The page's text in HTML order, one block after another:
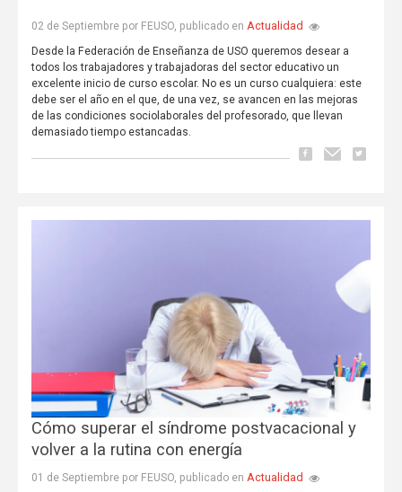
02 de Septiembre por FEUSO, publicado en Actualidad
Desde la Federación de Enseñanza de USO queremos desear a
todos los trabajadores y trabajadoras del sector educativo un
excelente inicio de curso escolar. No es un curso cualquiera: este
debe ser el año en el que, de una vez, se avancen en las mejoras
de las condiciones sociolaborales del profesorado, que llevan
demasiado tiempo estancadas.
Cómo superar el síndrome postvacacional y
volver a la rutina con energía
01 de Septiembre por FEUSO, publicado en Actualidad